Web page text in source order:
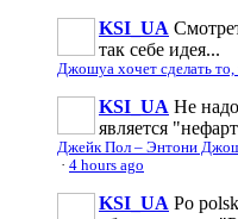
KSI_UA
так себе идея...
Джошуа хочет сделать то,
KSI_UA Не
является
Джейк Пол – Энтони
· 4 hours ago
KSI_UA Po